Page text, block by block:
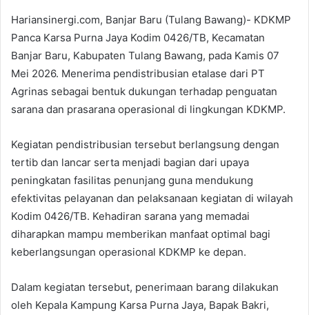
Hariansinergi.com, Banjar Baru (Tulang Bawang)- KDKMP
Panca Karsa Purna Jaya Kodim 0426/TB, Kecamatan
Banjar Baru, Kabupaten Tulang Bawang, pada Kamis 07
Mei 2026. Menerima pendistribusian etalase dari PT
Agrinas sebagai bentuk dukungan terhadap penguatan
sarana dan prasarana operasional di lingkungan KDKMP.
Kegiatan pendistribusian tersebut berlangsung dengan
tertib dan lancar serta menjadi bagian dari upaya
peningkatan fasilitas penunjang guna mendukung
efektivitas pelayanan dan pelaksanaan kegiatan di wilayah
Kodim 0426/TB. Kehadiran sarana yang memadai
diharapkan mampu memberikan manfaat optimal bagi
keberlangsungan operasional KDKMP ke depan.
Dalam kegiatan tersebut, penerimaan barang dilakukan
oleh Kepala Kampung Karsa Purna Jaya, Bapak Bakri,